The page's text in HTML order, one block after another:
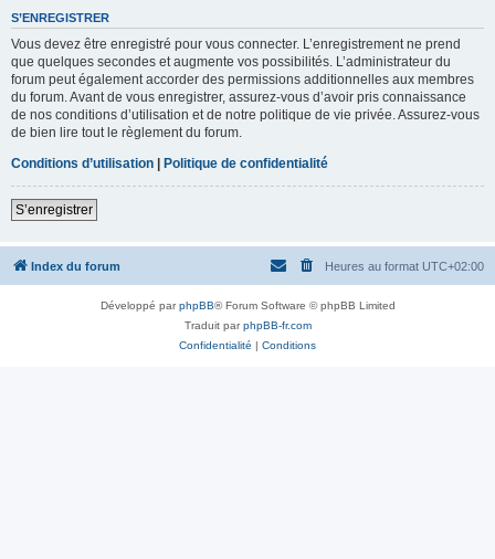
S’ENREGISTRER
Vous devez être enregistré pour vous connecter. L’enregistrement ne prend
que quelques secondes et augmente vos possibilités. L’administrateur du
forum peut également accorder des permissions additionnelles aux membres
du forum. Avant de vous enregistrer, assurez-vous d’avoir pris connaissance
de nos conditions d’utilisation et de notre politique de vie privée. Assurez-vous
de bien lire tout le règlement du forum.
Conditions d’utilisation | Politique de confidentialité
S’enregistrer
Index du forum Heures au format UTC+02:00
Développé parphpBB® Forum Software © phpBB Limited
Traduit parphpBB-fr.com
Confidentialité | Conditions